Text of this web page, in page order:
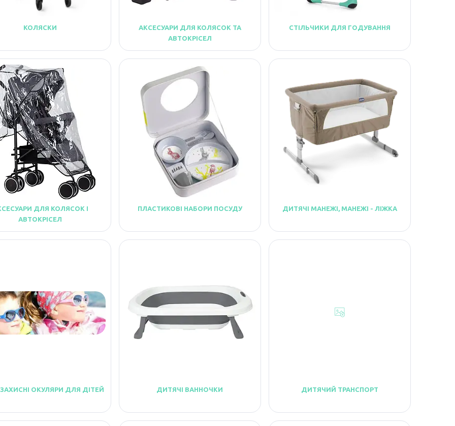
КОЛЯСКИ
АКСЕСУАРИ ДЛЯ КОЛЯСОК ТА
АВТОКРІСЕЛ
СТІЛЬЧИКИ ДЛЯ ГОДУВАННЯ
ДЛЯ КОЛЯСОК І
АВТОКРІСЕЛ
ПЛАСТИКОВІ НАБОРИ ПОСУДУ ДИТЯЧІ МАНЕЖІ, МАНЕЖІ - ЛІЖКА
ОКУЛЯРИ ДЛЯ ДІТЕЙ ДИТЯЧІ ВАННОЧКИ ДИТЯЧИЙ ТРАНСПОРТ